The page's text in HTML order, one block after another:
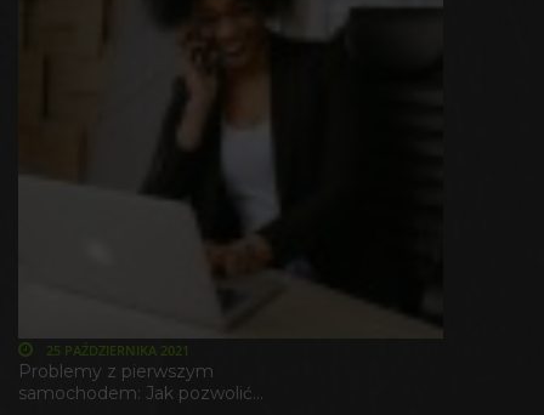
Problemy z pierwszym
samochodem: Jak pozwolić...
25 PAŹDZIERNIKA 2021